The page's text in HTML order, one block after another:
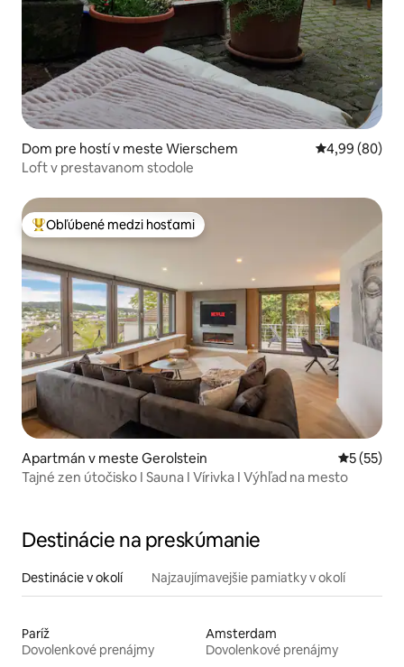
Dom pre hostí v meste Wierschem Priemerné
4,99 (80)
Loft v prestavanom stodole
Najobľúbenejšie medzi hosťami
Obľúbené medzi hosťami
Apartmán v meste Gerolstein
5 (55)
Tajné zen útočisko I Sauna I Vírivka I Výhľad na mesto
Destinácie na preskúmanie
Destinácie v okolí Najzaujímavejšie pamiatky v okolí
Paríž
Dovolenkové prenájmy
Amsterdam
Dovolenkové prenájmy